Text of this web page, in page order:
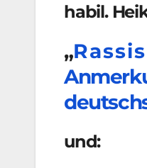
habil.
„
und: